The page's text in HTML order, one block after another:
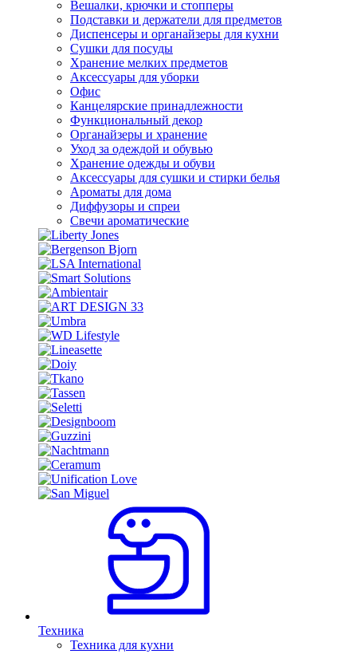
Вешалки, крючки и стопперы
Подставки и держатели для предметов
Диспенсеры и органайзеры для кухни
Сушки для посуды
Хранение мелких предметов
Аксессуары для уборки
Офис
Канцелярские принадлежности
Функциональный декор
Органайзеры и хранение
Уход за одеждой и обувью
Хранение одежды и обуви
Аксессуары для сушки и стирки белья
Ароматы для дома
Диффузоры и спреи
Свечи ароматические
Техника
Техника для кухни